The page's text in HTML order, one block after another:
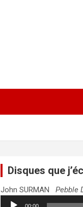
Disques que
John SURMANPebble
Lecteur